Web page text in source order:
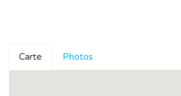
Carte Photos